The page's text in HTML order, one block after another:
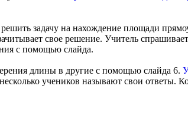
задачу на нахождение площади
свое решение. Учитель
с помощью слайда.
длины в другие с помощью слайда 6.
учеников называют свои ответы.